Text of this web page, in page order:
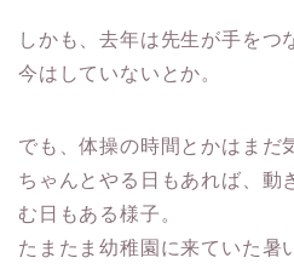
しかも、去年は先生が手をつ
今はしていない とか。
でも、体操の時間とかはまだ
ちゃんとやる日もあれば、動
む日もある様子。
たまたま幼稚園に来ていた暑